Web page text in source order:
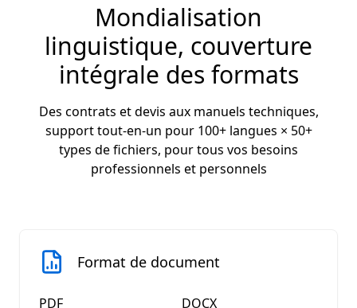
Mondialisation
linguistique, couverture
intégrale des formats
Des contrats et devis aux manuels techniques,
support tout-en-un pour 100+ langues × 50+
types de fichiers, pour tous vos besoins
professionnels et personnels
Format de document
PDF
DOCX